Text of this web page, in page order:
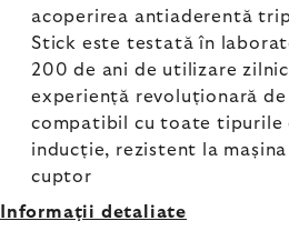
acoperirea antiaderentă
Stick este testată în
200 de ani de utilizare
experiență revoluționară
compatibil cu toate tipurile
inducție, rezistent la
cuptor
Informaţii detaliate